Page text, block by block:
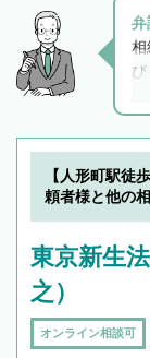
弁
相
解
で
で
で
【人形町駅徒
頼者様と他の
東京新生
之）
オンライン相談可